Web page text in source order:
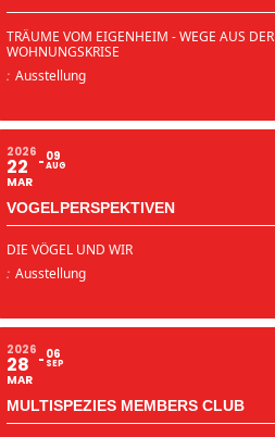
TRÄUME VOM EIGENHEIM - WEGE AUS DER
WOHNUNGSKRISE
: Ausstellung
2026
22
MAR
09
AUG
VOGELPERSPEKTIVEN
DIE VÖGEL UND WIR
: Ausstellung
2026
28
MAR
06
SEP
MULTISPEZIES MEMBERS CLUB